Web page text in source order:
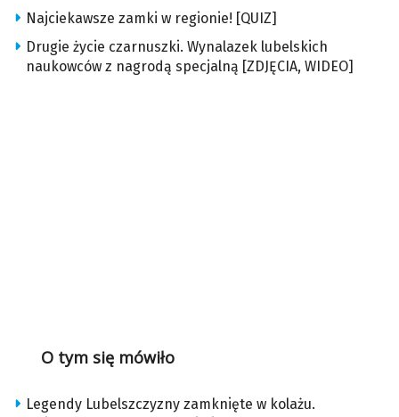
Najciekawsze zamki w regionie! [QUIZ]
Drugie życie czarnuszki. Wynalazek lubelskich
naukowców z nagrodą specjalną [ZDJĘCIA, WIDEO]
O tym się mówiło
Legendy Lubelszczyzny zamknięte w kolażu.